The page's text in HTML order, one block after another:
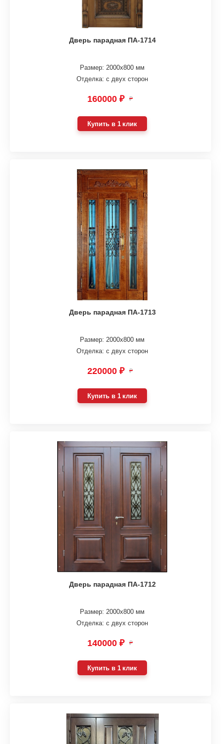
Дверь парадная ПА-1714
Размер: 2000х800 мм
Отделка: с двух сторон
160000 ₽ ₽
Купить в 1 клик
Дверь парадная ПА-1713
Размер: 2000х800 мм
Отделка: с двух сторон
220000 ₽ ₽
Купить в 1 клик
Дверь парадная ПА-1712
Размер: 2000х800 мм
Отделка: с двух сторон
140000 ₽ ₽
Купить в 1 клик